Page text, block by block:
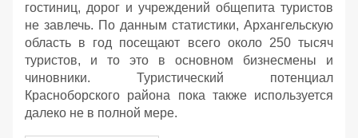
гостиниц, дорог и учреждений общепита туристов
не завлечь. По данным статистики, Архангельскую
область в год посещают всего около 250 тысяч
туристов, и то это в основном бизнесмены и
чиновники. Туристический потенциал
Красноборского района пока также используется
далеко не в полной мере.